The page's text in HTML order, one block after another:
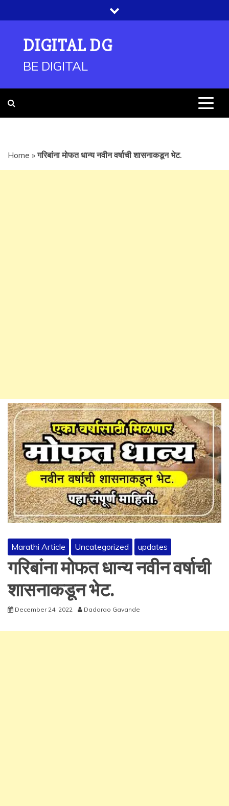
to
DIGITAL DG
BE DIGITAL
Home »गरिबांना मोफत धान्य नवीन वर्षाची शासनाकडून भेट.
Marathi Article Uncategorized updates
गरिबांना मोफत धान्य नवीन वर्षाची
शासनाकडून भेट.
December 24, 2022 Dadarao Gavande